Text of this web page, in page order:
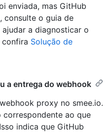
enviada, mas GitHub
consulte o guia de
a diagnosticar o
confira Solução de
a entrega do webhook
proxy no smee.io.
correspondente ao que
indica que GitHub